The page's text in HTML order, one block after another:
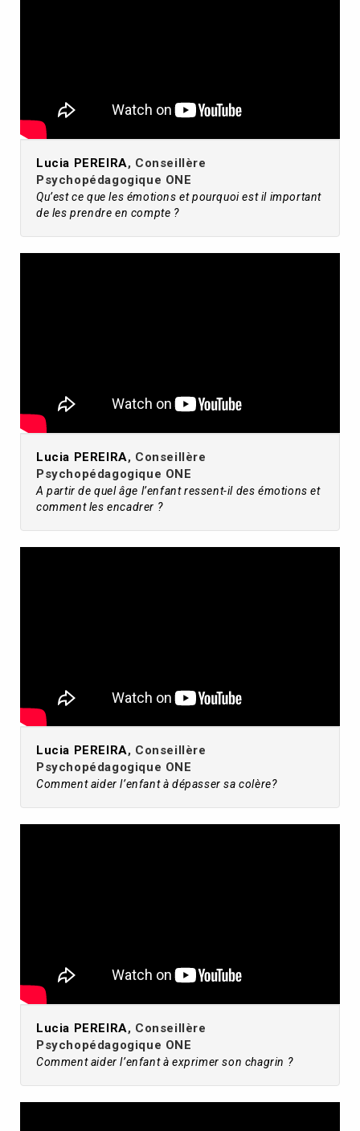
Lucia PEREIRA, Conseillère
Psychopédagogique ONE
Qu’est ce que les émotions et pourquoi est il important
de les prendre en compte ?
Lucia PEREIRA, Conseillère
Psychopédagogique ONE
A partir de quel âge l’enfant ressent-il des émotions et
comment les encadrer ?
Lucia PEREIRA, Conseillère
Psychopédagogique ONE
Comment aider l’enfant à dépasser sa colère?
Lucia PEREIRA, Conseillère
Psychopédagogique ONE
Comment aider l’enfant à exprimer son chagrin ?